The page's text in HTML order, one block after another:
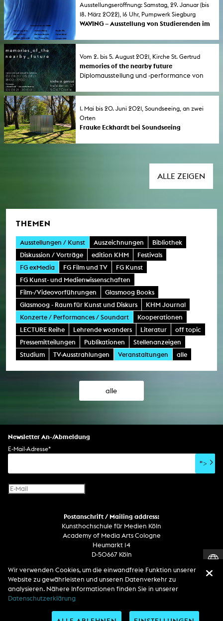
Diplomausstellung die Grundlage für eine
Auseinandersetzung mit den
Wechselwirkungen von Klang, Bewegung
Ausstellungseröffnung: Samstag, 29. Januar (bis
18. März 2022), 16 Uhr, Pumpwerk Siegburg
WAVING – Ausstellung von Studierenden im
Interaktive Klanginstallationen,
ehemaligen Pumpwerk des
Kunstvereins Rhein-Sieg-Kreis.
Vom 2. bis 5. August 2021, Kirche St. Gertrud
memories of the nearby future
Diplomausstellung und -performance von
1. Mai bis 20. Juni 2021, Soundseeing, an zwei
Orten
Frauke Eckhardt bei Soundseeing
Klanginstallationen auf dem
ALLE ZEIGEN
THEMEN
Ausstellungen / Kunst Auszeichnungen
Bibliothek
Diskussion / Vorträge
edition KHM
Festivals
FG exMedia
FG Film und TV
FG Kunst
FG Kunst- und Medienwissenschaften
Film-/Videovorführungen
Glasmoog Books
Glasmoog - Raum für Kunst und Diskurs
KHM Journal
Konzerte / Performances / Soundart
Kooperationen
LECTURE Reihe
Lehrende woanders Literatur
off topic
Pressemitteilungen
Publikationen
Stellenanzeigen
Studium
TV-Ausstrahlungen Veranstaltungen alle
alle
Newsletter An-/Abmeldung
E-Mail-Adresse*
">
Postanschrift / Mailing address:
Kunsthochschule für Medien Köln
Academy of Media Arts Cologne
Heumarkt 14
D-50667 Köln
Telefon
Zentrale / Empfang +49 221 201 89 - 0 / - 400
Wachdienst / Security guard +49 151 186 863 40 (19 Uhr bis 6 Uhr)
Wir verwenden Cookies, um die einwandfreie Funktion unserer
Website zu gewährleisten und unseren Datenverkehr zu
analysieren. Nähere Informationen finden Sie in unserer
Datenschutzerklärung